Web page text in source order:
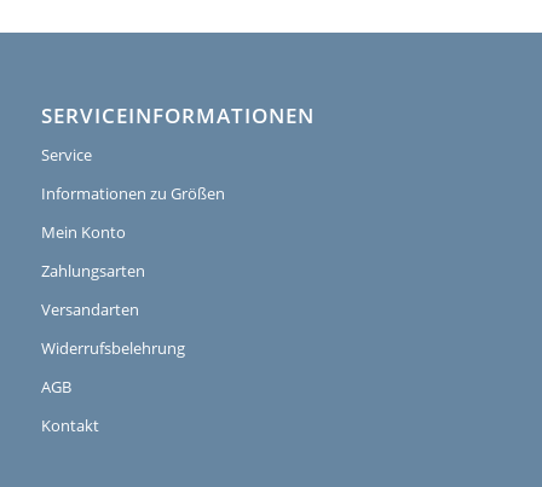
SERVICEINFORMATIONEN
Service
Informationen zu Größen
Mein Konto
Zahlungsarten
Versandarten
Widerrufsbelehrung
AGB
Kontakt